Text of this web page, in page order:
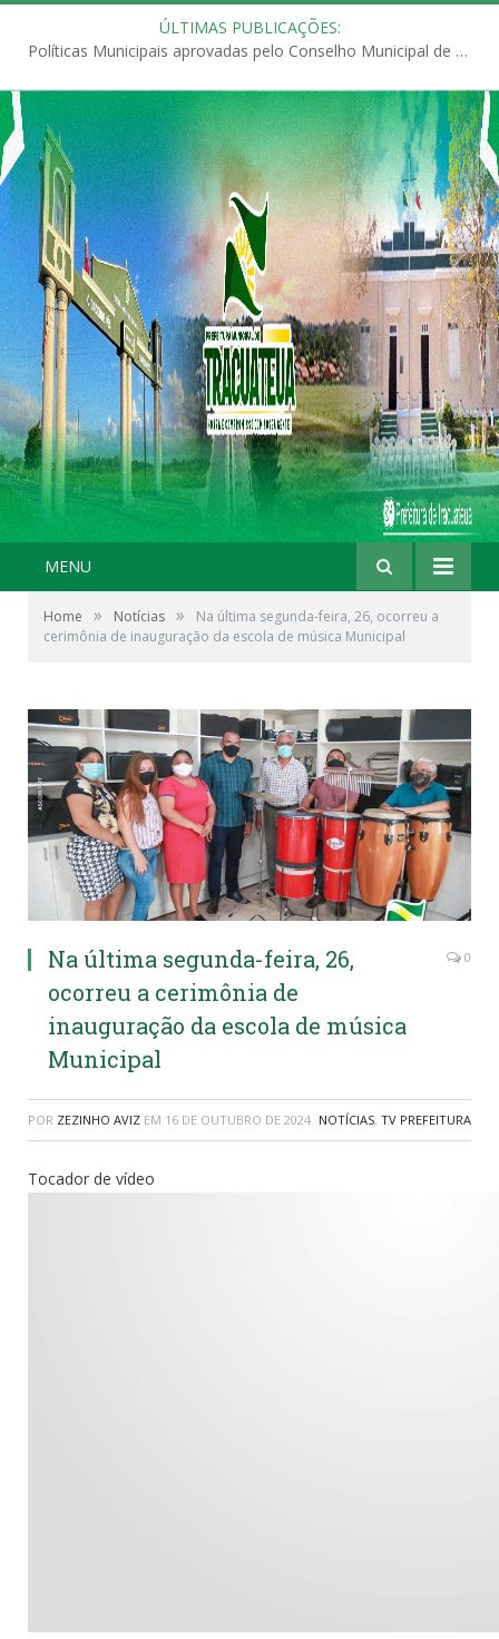
ÚLTIMAS PUBLICAÇÕES:
Políticas Municipais aprovadas pelo Conselho Municipal de Educação (CME)
MENU
Home » Notícias »
Na última segunda-feira, 26, ocorreu a
cerimônia de inauguração da escola de música Municipal
Na última segunda-feira, 26,
ocorreu a cerimônia de
inauguração da escola de música
Municipal
0
POR ZEZINHO AVIZ EM 16 DE OUTUBRO DE 2024 NOTÍCIAS, TV PREFEITURA
Tocador de vídeo